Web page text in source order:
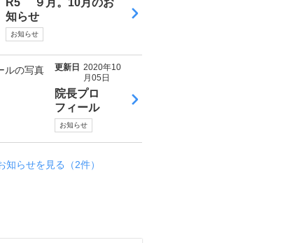
知らせ
お知らせ
更新日 2020年10
月05日
院長プロ
フィール
お知らせ
知らせを見る（2件）